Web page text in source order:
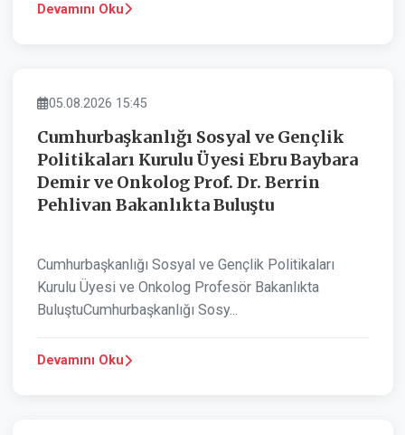
Devamını Oku
ASAYIŞ
05.08.2026 15:45
Cumhurbaşkanlığı Sosyal ve Gençlik
Politikaları Kurulu Üyesi Ebru Baybara
Demir ve Onkolog Prof. Dr. Berrin
Pehlivan Bakanlıkta Buluştu
Cumhurbaşkanlığı Sosyal ve Gençlik Politikaları
Kurulu Üyesi ve Onkolog Profesör Bakanlıkta
BuluştuCumhurbaşkanlığı Sosy...
Devamını Oku